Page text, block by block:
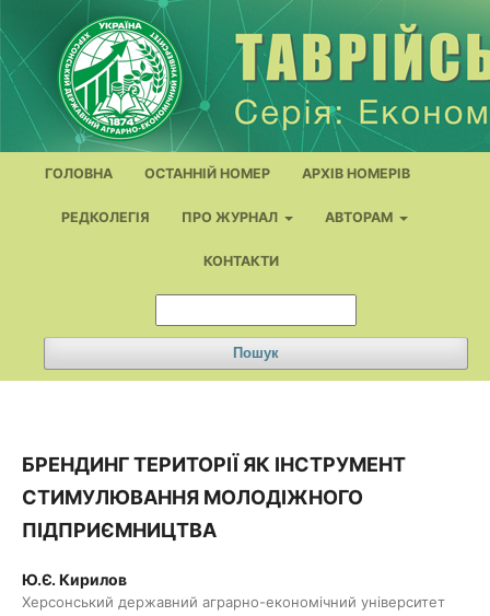
ГОЛОВНА ОСТАННІЙ НОМЕР АРХІВ НОМЕРІВ
РЕДКОЛЕГІЯ ПРО ЖУРНАЛ АВТОРАМ
КОНТАКТИ
Пошук
БРЕНДИНГ ТЕРИТОРІЇ ЯК ІНСТРУМЕНТ
СТИМУЛЮВАННЯ МОЛОДІЖНОГО
ПІДПРИЄМНИЦТВА
Ю.Є. Кирилов
Херсонський державний аграрно-економічний університет